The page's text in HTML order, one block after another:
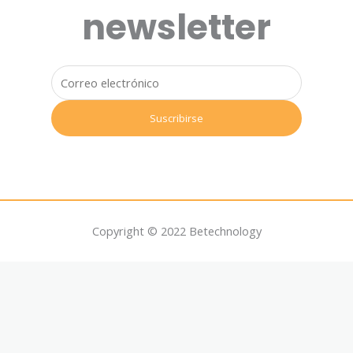
newsletter
Copyright © 2022 Betechnology